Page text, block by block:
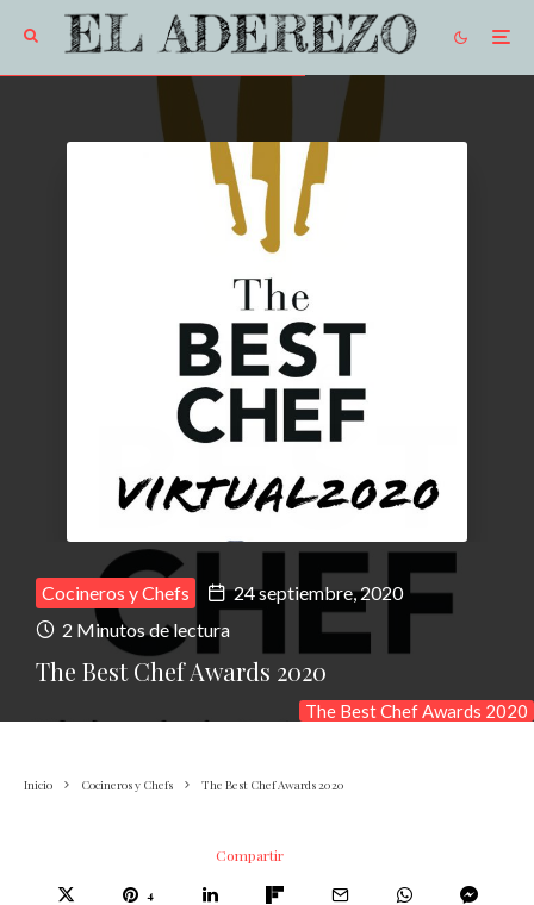
The Best Chef Awards 2020
Cocineros y Chefs
24 septiembre, 2020
2 Minutos de lectura
The Best Chef Awards 2020
Inicio Cocineros y Chefs The Best Chef Awards 2020
Compartir
4